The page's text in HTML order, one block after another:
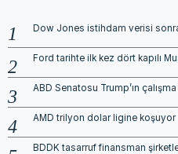
Dow Jones istihdam verisi
Ford tarihte ilk kez dört kapılı
ABD Senatosu Trump’ın
AMD trilyon dolar ligine koşuyor
BDDK tasarruf finansman